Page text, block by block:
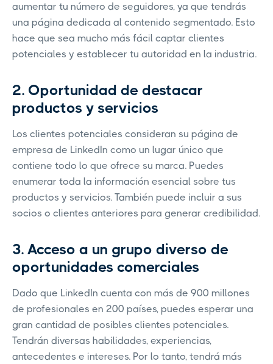
aumentar tu número de seguidores, ya que tendrás
una página dedicada al contenido segmentado. Esto
hace que sea mucho más fácil captar clientes
potenciales y establecer tu autoridad en la industria.
2. Oportunidad de destacar
productos y servicios
Los clientes potenciales consideran su página de
empresa de LinkedIn como un lugar único que
contiene todo lo que ofrece su marca. Puedes
enumerar toda la información esencial sobre tus
productos y servicios. También puede incluir a sus
socios o clientes anteriores para generar credibilidad.
3. Acceso a un grupo diverso de
oportunidades comerciales
Dado que LinkedIn cuenta con más de 900 millones
de profesionales en 200 países, puedes esperar una
gran cantidad de posibles clientes potenciales.
Tendrán diversas habilidades, experiencias,
antecedentes e intereses. Por lo tanto, tendrá más